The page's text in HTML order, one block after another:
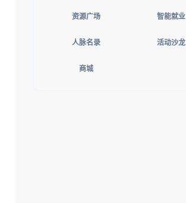
资源广场 智能就业
人脉名录 活动沙龙
商城